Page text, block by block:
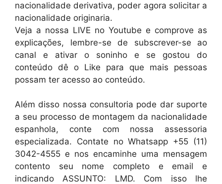
nacionalidade derivativa, poder agora solicitar a
nacionalidade originaria.
Veja a nossa LIVE no Youtube e comprove as
explicações, lembre-se de subscrever-se ao
canal e ativar o soninho e se gostou do
conteúdo dê o Like para que mais pessoas
possam ter acesso ao conteúdo.
Além disso nossa consultoria pode dar suporte
a seu processo de montagem da nacionalidade
espanhola, conte com nossa assessoria
especializada. Contate no Whatsapp +55 (11)
3042-4555 e nos encaminhe uma mensagem
contento seu nome completo e email e
indicando ASSUNTO: LMD. Com isso lhe